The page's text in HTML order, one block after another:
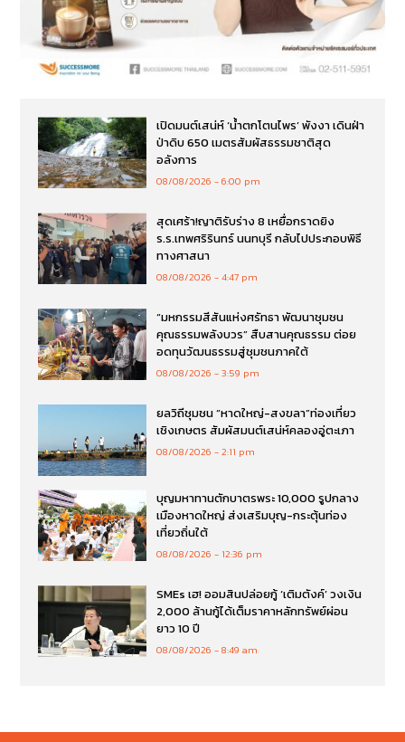
เปิดมนต์เสน่ห์ ‘น้ำตกโตนไพร’ พังงา เดินฝ่า
ป่าดิบ 650 เมตรสัมผัสธรรมชาติสุด
อลังการ
08/08/2026 6:00 pm
สุดเศร้า!ญาติรับร่าง 8 เหยื่อกราดยิง
ร.ร.เทพศริรินทร์ นนทบุรี กลับไปประกอบพิธี
ทางศาสนา
08/08/2026 4:47 pm
“มหกรรมสีสันแห่งศรัทธา พัฒนาชุมชน
คุณธรรมพลังบวร” สืบสานคุณธรรม ต่อย
อดทุนวัฒนธรรมสู่ชุมชนภาคใต้
08/08/2026 3:59 pm
ยลวิถีชุมชน “หาดใหญ่-สงขลา”ท่องเที่ยว
เชิงเกษตร สัมผัสมนต์เสน่ห์คลองอู่ตะเภา
08/08/2026 2:11 pm
บุญมหาทานตักบาตรพระ 10,000 รูปกลาง
เมืองหาดใหญ่ ส่งเสริมบุญ-กระตุ้นท่อง
เที่ยวถิ่นใต้
08/08/2026 12:36 pm
SMEs เฮ! ออมสินปล่อยกู้ ‘เติมตังค์’ วงเงิน
2,000 ล้านกู้ได้เต็มราคาหลักทรัพย์ผ่อน
ยาว 10 ปี
08/08/2026 8:49 am